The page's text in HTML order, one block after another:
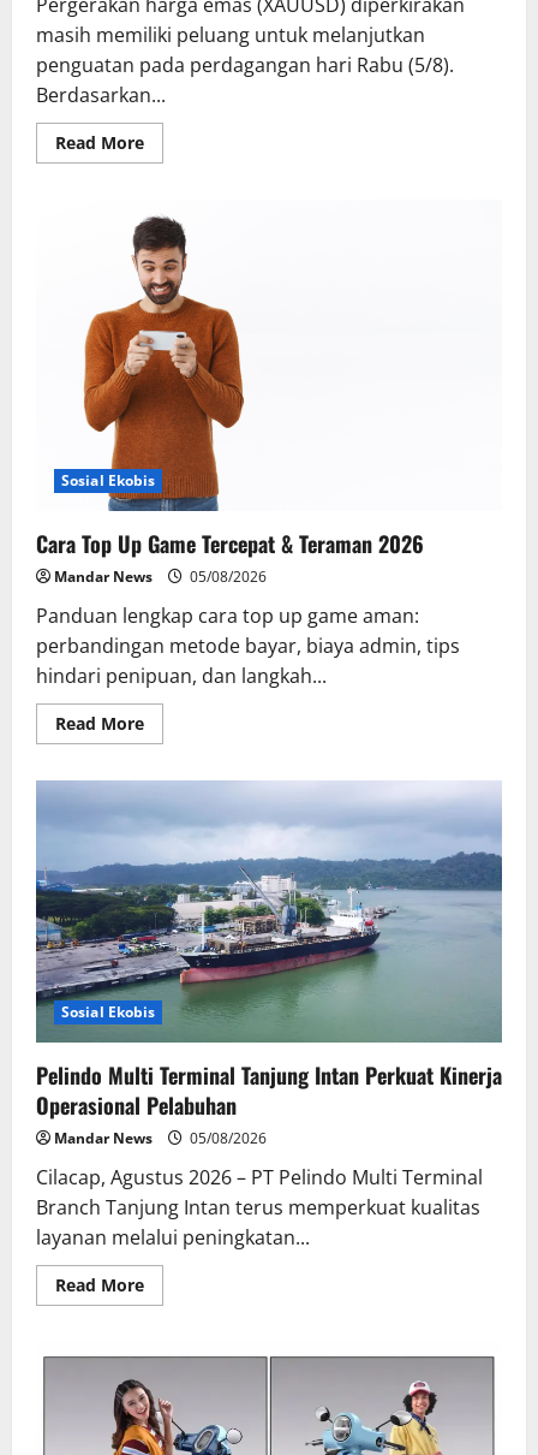
masih memiliki peluang untuk melanjutkan
penguatan pada perdagangan hari Rabu (5/8).
Berdasarkan...
Read MoreRead
more
Haven
Kembali
Diburu,
Dupoin
Futures
Prediksi
Harga
Emas
(XAUUSD)
Menguat
Sosial Ekobis
Cara Top Up Game Tercepat & Teraman 2026
Mandar News 05/08/2026
Panduan lengkap cara top up game aman:
perbandingan metode bayar, biaya admin, tips
hindari penipuan, dan langkah...
Read MoreRead
more
Up
Game
Tercepat
Teraman
2026
Sosial Ekobis
Pelindo Multi Terminal Tanjung Intan Perkuat Kinerja
Operasional Pelabuhan
Mandar News 05/08/2026
Cilacap, Agustus 2026 – PT Pelindo Multi Terminal
Branch Tanjung Intan terus memperkuat kualitas
layanan melalui peningkatan...
Read MoreRead
more
Multi
Tanjung
Intan
Perkuat
Kinerja